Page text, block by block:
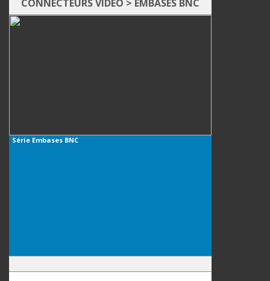
CONNECTEURS VIDEO > EMBASES BNC
Série Embases BNC